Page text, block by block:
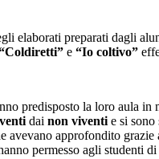
elaborati preparati dagli
e “Io coltivo”
predisposto la loro aula in
dai non viventi e si
avevano approfondito
permesso agli studenti